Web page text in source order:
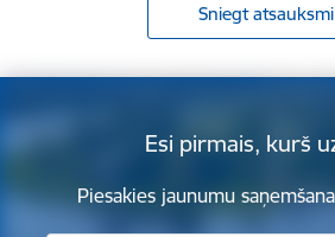
Sniegt atsauksmi
Esi pirmais, kurš
Piesakies jaunumu